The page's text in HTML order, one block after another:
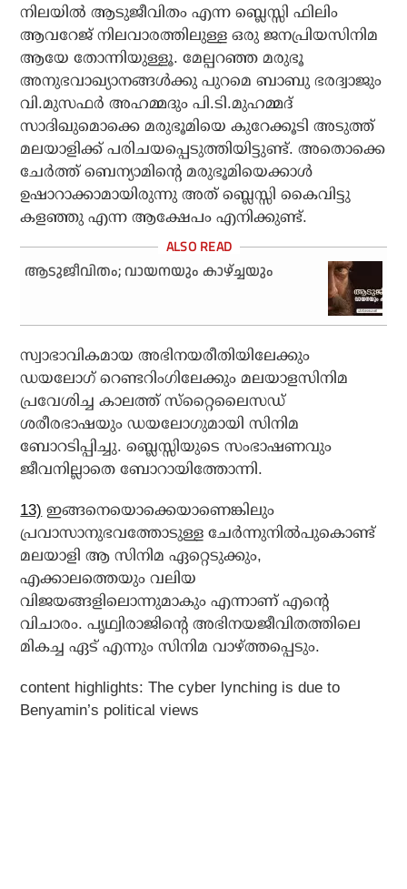
നിലയില്‍ ആടുജീവിതം എന്ന ബ്ലെസ്സി ഫിലിം
ആവറേജ് നിലവാരത്തിലുള്ള ഒരു ജനപ്രിയസിനിമ
ആയേ തോന്നിയുള്ളൂ. മേല്പറഞ്ഞ മരുഭൂ
അനുഭവാഖ്യാനങ്ങള്‍ക്കു പുറമെ ബാബു ഭരദ്വാജും
വി.മുസഫര്‍ അഹമ്മദും പി.ടി.മുഹമ്മദ്
സാദിഖുമൊക്കെ മരുഭൂമിയെ കുറേക്കൂടി അടുത്ത്
മലയാളിക്ക് പരിചയപ്പെടുത്തിയിട്ടുണ്ട്. അതൊക്കെ
ചേര്‍ത്ത് ബെന്യാമിന്റെ മരുഭൂമിയെക്കാള്‍
ഉഷാറാക്കാമായിരുന്നു അത് ബ്ലെസ്സി കൈവിട്ടു
കളഞ്ഞു എന്ന ആക്ഷേപം എനിക്കുണ്ട്.
ആടുജീവിതം; വായനയും കാഴ്ച്ചയും
സ്വാഭാവികമായ അഭിനയരീതിയിലേക്കും
ഡയലോഗ് റെണ്ടറിംഗിലേക്കും മലയാളസിനിമ
പ്രവേശിച്ച കാലത്ത് സ്‌റ്റൈലൈസഡ്
ശരീരഭാഷയും ഡയലോഗുമായി സിനിമ
ബോറടിപ്പിച്ചു. ബ്ലെസ്സിയുടെ സംഭാഷണവും
ജീവനില്ലാതെ ബോറായിത്തോന്നി.
13) ഇങ്ങനെയൊക്കെയാണെങ്കിലും
പ്രവാസാനുഭവത്തോടുള്ള ചേര്‍ന്നുനില്‍പുകൊണ്ട്
മലയാളി ആ സിനിമ ഏറ്റെടുക്കും,
എക്കാലത്തെയും വലിയ
വിജയങ്ങളിലൊന്നുമാകും എന്നാണ് എന്റെ
വിചാരം. പൃഥ്വിരാജിന്റെ അഭിനയജീവിതത്തിലെ
മികച്ച ഏട് എന്നും സിനിമ വാഴ്ത്തപ്പെടും.
content highlights:The cyber lynching is due to
Benyamin’s political views